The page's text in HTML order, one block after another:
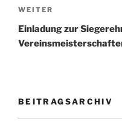
Nächster
Beitrag
WEITER
Einladung zur
BEITRAGSARCHIV